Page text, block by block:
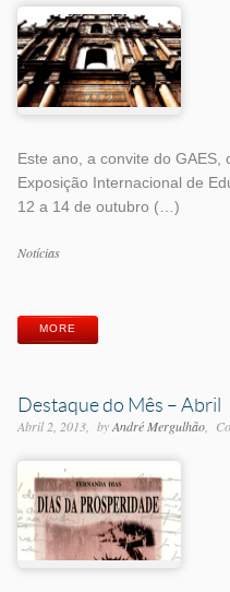
Este ano, a convite do GAES,
Exposição Internacional de
12 a 14 de outubro (…)
Categorias
Notícias
MORE
Destaque do Mês – Abril
Abril 2, 2013 byAndré Mergulhão